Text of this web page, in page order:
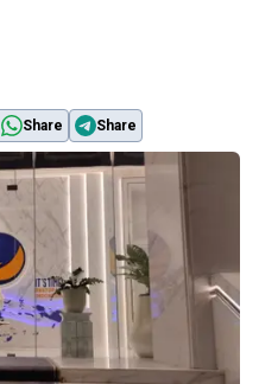
Share Share